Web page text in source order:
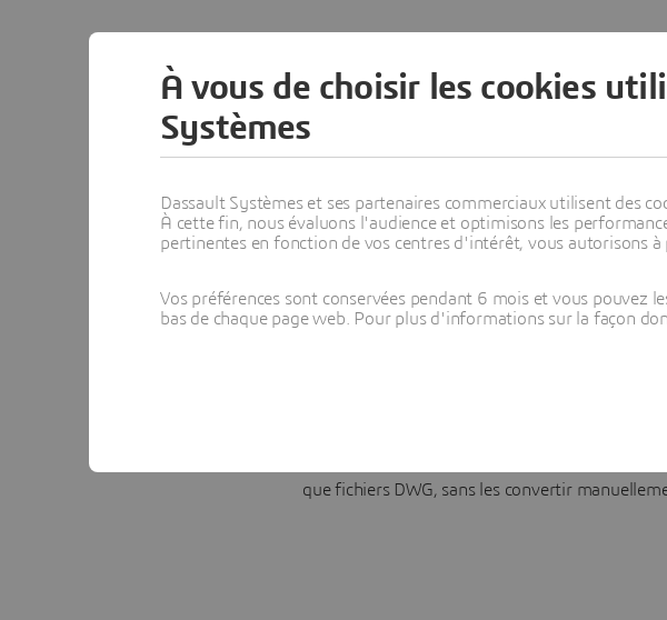
Importation de mises
plan CATIA
que fichiers DWG, sans les convertir
À vous de choisir les cookies
Systèmes
Dassault Systèmes et ses partenaires commerciaux utilisent des
À cette fin, nous évaluons l'audience et optimisons les
pertinentes en fonction de vos centres d'intérêt, vous autorisons à
Vos préférences sont conservées pendant 6 mois et vous pouvez
bas de chaque page web. Pour plus d'informations sur la façon